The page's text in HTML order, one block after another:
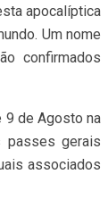
apocalíptica
Um nome
confirmados
9 de Agosto na
passes gerais
associados